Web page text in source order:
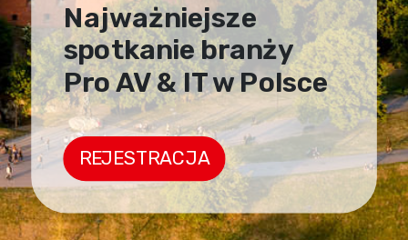
Najważniejsze
spotkanie branży
Pro AV & IT w Polsce
REJESTRACJA